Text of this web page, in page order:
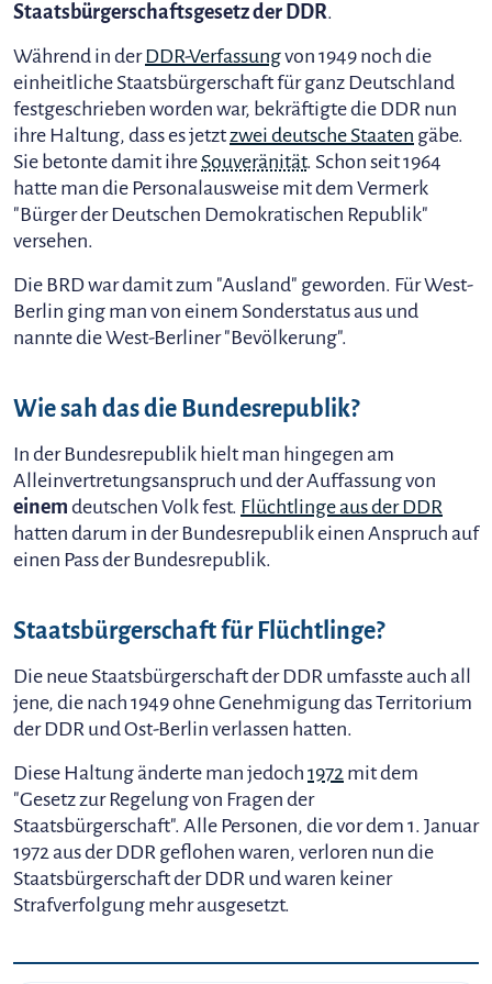
Staatsbürgerschaftsgesetz der DDR.
Während in derDDR-Verfassungvon 1949 noch die
einheitliche Staatsbürgerschaft für ganz Deutschland
festgeschrieben worden war, bekräftigte die DDR nun
ihre Haltung, dass es jetztzwei deutsche Staaten gäbe.
Sie betonte damit ihre Souveränität. Schon seit 1964
hatte man die Personalausweise mit dem Vermerk
"Bürger der Deutschen Demokratischen Republik"
versehen.
Die BRD war damit zum "Ausland" geworden. Für West-
Berlin ging man von einem Sonderstatus aus und
nannte die West-Berliner "Bevölkerung".
Wie sah das die Bundesrepublik?
In der Bundesrepublik hielt man hingegen am
Alleinvertretungsanspruch und der Auffassung von
einem deutschen Volk fest. Flüchtlinge aus der DDR
hatten darum in der Bundesrepublik einen Anspruch auf
einen Pass der Bundesrepublik.
Staatsbürgerschaft für Flüchtlinge?
Die neue Staatsbürgerschaft der DDR umfasste auch all
jene, die nach 1949 ohne Genehmigung das Territorium
der DDR und Ost-Berlin verlassen hatten.
Diese Haltung änderte man jedoch 1972 mit dem
"Gesetz zur Regelung von Fragen der
Staatsbürgerschaft". Alle Personen, die vor dem 1. Januar
1972 aus der DDR geflohen waren, verloren nun die
Staatsbürgerschaft der DDR und waren keiner
Strafverfolgung mehr ausgesetzt.